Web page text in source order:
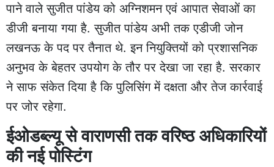
पाने वाले सुजीत पांडेय को अग्निशमन एवं आपात सेवाओं का
डीजी बनाया गया है. सुजीत पांडेय अभी तक एडीजी जोन
लखनऊ के पद पर तैनात थे. इन नियुक्तियों को प्रशासनिक
अनुभव के बेहतर उपयोग के तौर पर देखा जा रहा है. सरकार
ने साफ संकेत दिया है कि पुलिसिंग में दक्षता और तेज कार्रवाई
पर जोर रहेगा.
ईओडब्ल्यू से वाराणसी तक वरिष्ठ अधिकारियों
की नई पोस्टिंग